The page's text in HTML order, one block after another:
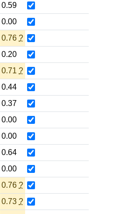
0.59
0.00
0.76 ?
0.20
0.71 ?
0.44
0.37
0.00
0.00
0.64
0.00
0.76 ?
0.73 ?